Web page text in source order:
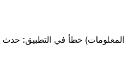
خطأ في التطبيق: حدث